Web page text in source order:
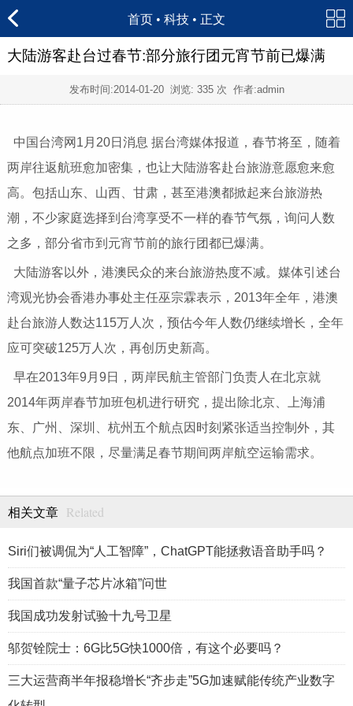
首页 • 科技 • 正文
大陆游客赴台过春节:部分旅行团元宵节前已爆满
发布时间:2014-01-20浏览: 335 次 作者:admin
中国台湾网1月20日消息 据台湾媒体报道，春节将至，随着
两岸往返航班愈加密集，也让大陆游客赴台旅游意愿愈来愈
高。包括山东、山西、甘肃，甚至港澳都掀起来台旅游热
潮，不少家庭选择到台湾享受不一样的春节气氛，询问人数
之多，部分省市到元宵节前的旅行团都已爆满。
大陆游客以外，港澳民众的来台旅游热度不减。媒体引述台
湾观光协会香港办事处主任巫宗霖表示，2013年全年，港澳
赴台旅游人数达115万人次，预估今年人数仍继续增长，全年
应可突破125万人次，再创历史新高。
早在2013年9月9日，两岸民航主管部门负责人在北京就
2014年两岸春节加班包机进行研究，提出除北京、上海浦
东、广州、深圳、杭州五个航点因时刻紧张适当控制外，其
他航点加班不限，尽量满足春节期间两岸航空运输需求。
相关文章 Related
Siri们被调侃为“人工智障”，ChatGPT能拯救语音助手吗？
我国首款“量子芯片冰箱”问世
我国成功发射试验十九号卫星
邬贺铨院士：6G比5G快1000倍，有这个必要吗？
三大运营商半年报稳增长“齐步走”5G加速赋能传统产业数字